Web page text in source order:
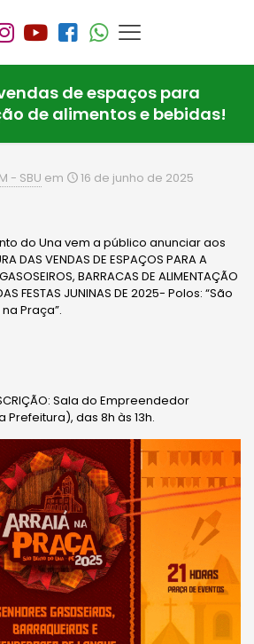
de espaços para
de alimentos e bebidas!
- SBU em 16 de junho de 2025
do Una vem a público anunciar aos
DAS VENDAS DE ESPAÇOS PARA A
BARRACAS DE ALIMENTAÇÃO
FESTAS JUNINAS DE 2025- Polos: “São
Praça”.
Sala do Empreendedor
das 8h às 13h.